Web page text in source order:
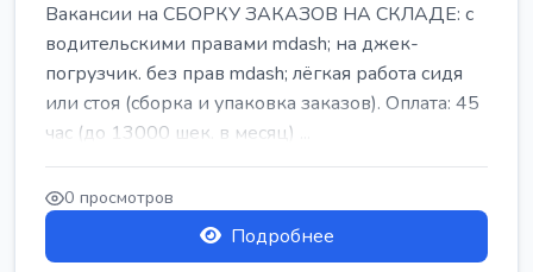
Вакансии на СБОРКУ ЗАКАЗОВ НА СКЛАДЕ: с
водительскими правами mdash; на джек-
погрузчик. без прав mdash; лёгкая работа сидя
или стоя (сборка и упаковка заказов). Оплата: 45
час (до 13000 шек. в месяц) ...
0 просмотров
Подробнее